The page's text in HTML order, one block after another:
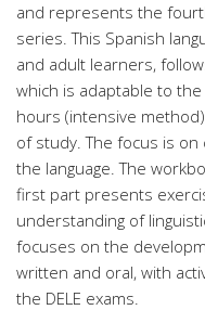
and represents the
series. This Spanish
and adult learners,
which is adaptable to
hours (intensive
of study. The focus is
the language. The
first part presents
understanding of
focuses on the
written and oral, with
the DELE exams.